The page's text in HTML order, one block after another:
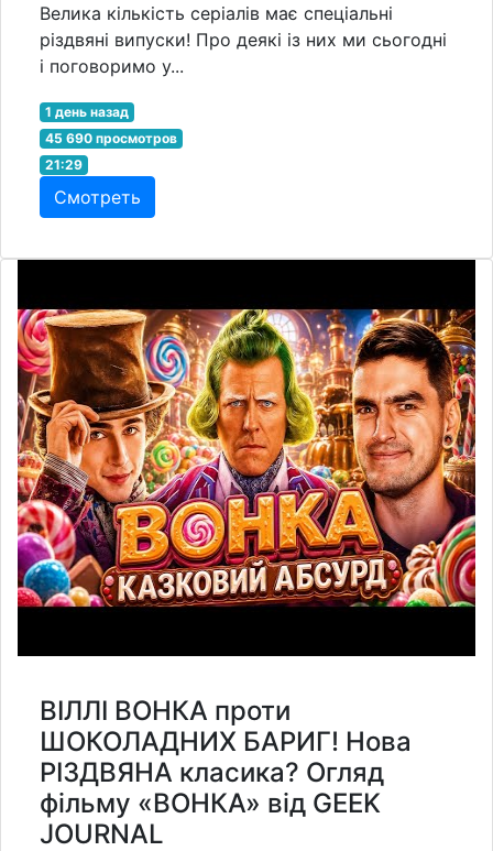
Велика кількість серіалів має спеціальні
різдвяні випуски! Про деякі із них ми сьогодні
і поговоримо у...
1 день назад
45 690 просмотров
21:29
Смотреть
ВІЛЛІ ВОНКА проти
ШОКОЛАДНИХ БАРИГ! Нова
РІЗДВЯНА класика? Огляд
фільму «ВОНКА» від GEEK
JOURNAL